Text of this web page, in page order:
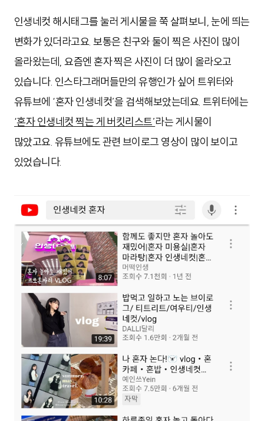
인생네컷 해시태그를 눌러 게시물을 쭉 살펴보니, 눈에 띄는
변화가 있더라고요. 보통은 친구와 둘이 찍은 사진이 많이
올라왔는데, 요즘엔 혼자 찍은 사진이 더 많이 올라오고
있습니다. 인스타그래머들만의 유행인가 싶어 트위터와
유튜브에 ‘혼자 인생네컷’을 검색해보았는데요. 트위터에는
‘혼자 인생네컷 찍는 게 버킷리스트’라는 게시물이
많았고요. 유튜브에도 관련 브이로그 영상이 많이 보이고
있었습니다.